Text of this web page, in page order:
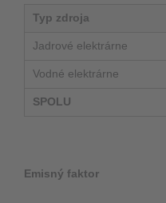
Typ zdroja
Jadrové elektrárne
Vodné elektrárne
SPOLU
Emisný faktor